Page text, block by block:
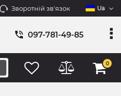
Зворотній зв'язок Ua
097-781-49-85
0